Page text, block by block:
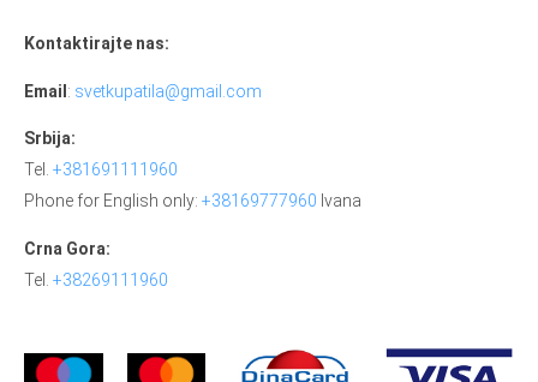
Kontaktirajte nas:
Email : svetkupatila@gmail.com
Srbija:
Tel. +381691111960
Phone for English only: +38169777960 Ivana
Crna Gora:
Tel. +38269111960